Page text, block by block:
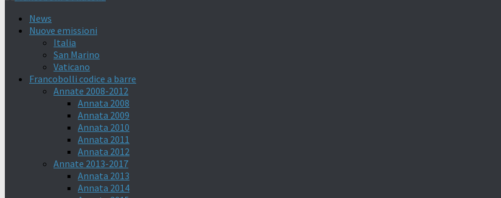
News
Nuove emissioni
Italia
San Marino
Vaticano
Francobolli codice a barre
Annate 2008-2012
Annata 2008
Annata 2009
Annata 2010
Annata 2011
Annata 2012
Annate 2013-2017
Annata 2013
Annata 2014